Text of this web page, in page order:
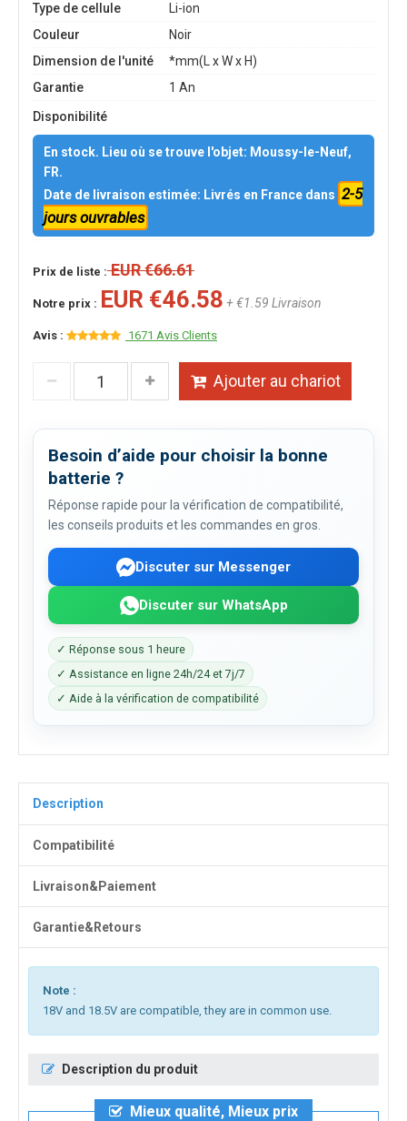
Type de cellule
Li-ion
Couleur
Noir
Dimension de l'unité
*mm(L x W x H)
Garantie
1 An
Disponibilité
En stock. Lieu où se trouve l'objet: Moussy-le-Neuf,
FR.
Date de livraison estimée: Livrés en France dans 2-5
jours ouvrables
Prix de liste :EUR €66.61
Notre prix : EUR €46.58 + €1.59 Livraison
Avis : 1671 Avis Clients
Ajouter au chariot
Besoin d’aide pour choisir la bonne
batterie ?
Réponse rapide pour la vérification de compatibilité,
les conseils produits et les commandes en gros.
Discuter sur Messenger
Discuter sur WhatsApp
✓ Réponse sous 1 heure
✓ Assistance en ligne 24h/24 et 7j/7
✓ Aide à la vérification de compatibilité
Description
Compatibilité
Livraison&Paiement
Garantie&Retours
Note :
18V and 18.5V are compatible, they are in common use.
Description du produit
Mieux qualité, Mieux prix